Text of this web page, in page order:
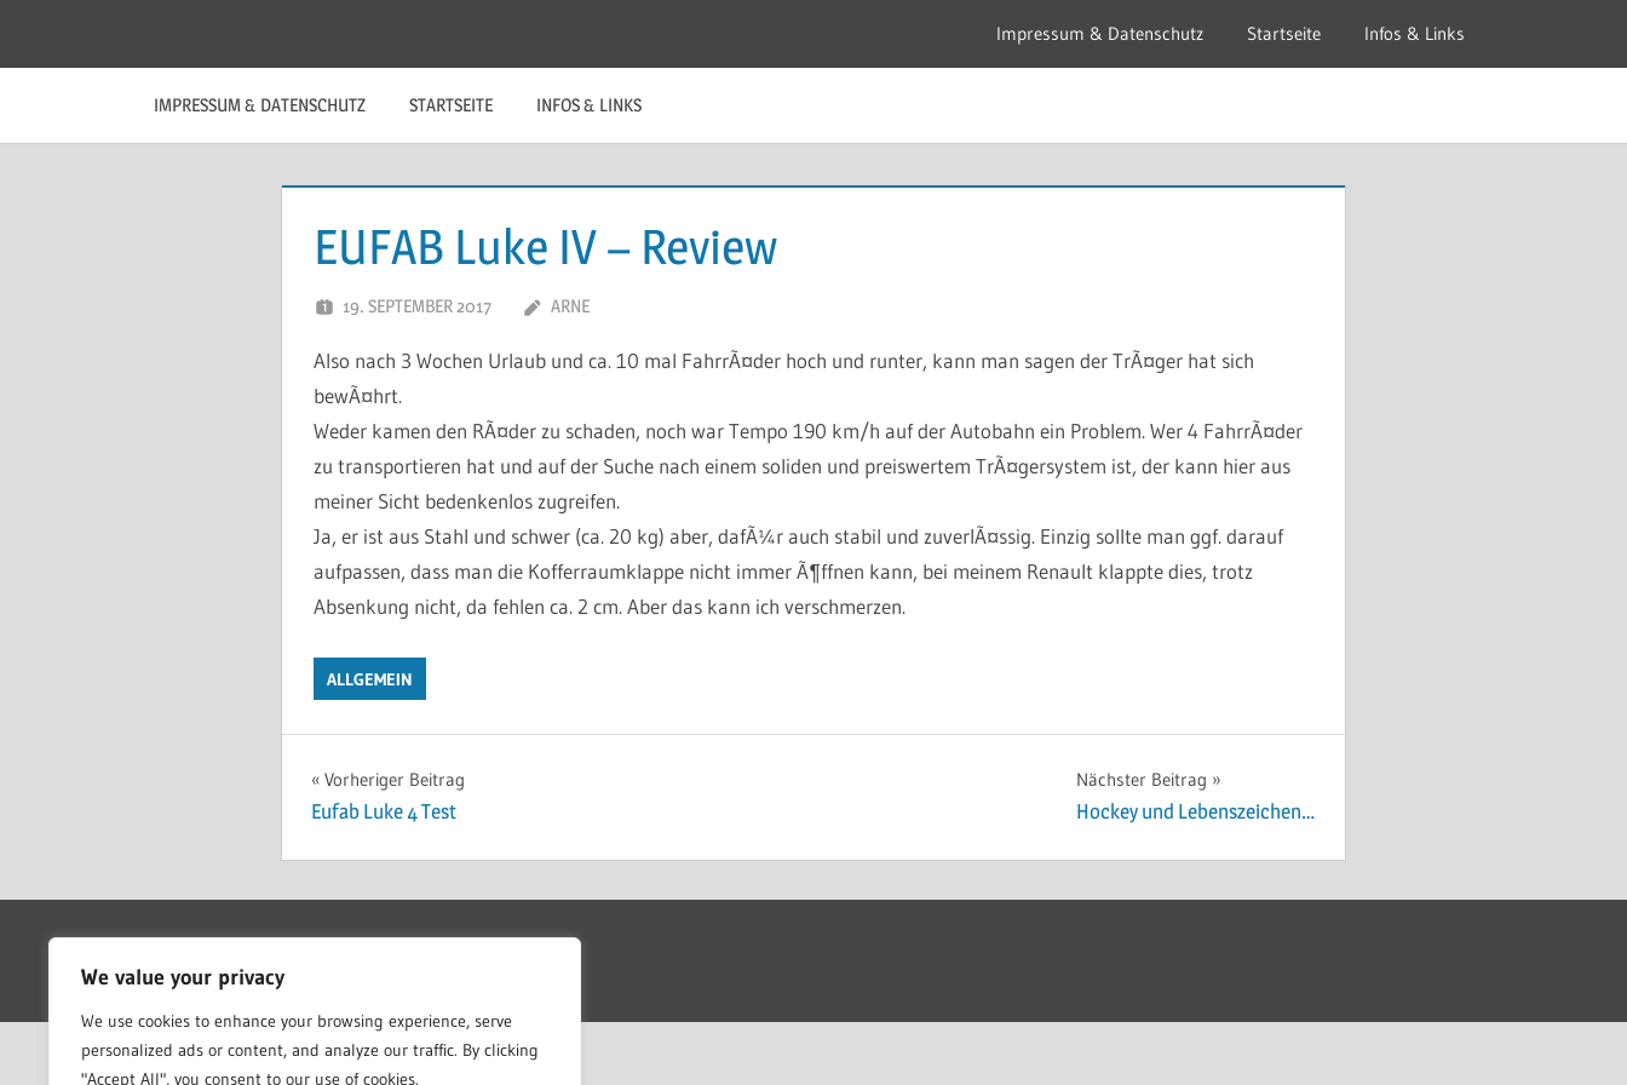
We value your privacy
We use cookies to enhance your browsing experience, serve
personalized ads or content, and analyze our traffic. By clicking
"Accept All", you consent to our use of cookies.
Impressum & Datenschutz Startseite Infos & Links
IMPRESSUM & DATENSCHUTZ STARTSEITE INFOS & LINKS
EUFAB Luke IV – Review
19. SEPTEMBER 2017 ARNE
Also nach 3 Wochen Urlaub und ca. 10 mal FahrrÃ¤der hoch und runter, kann man sagen der TrÃ¤ger hat sich
bewÃ¤hrt.
Weder kamen den RÃ¤der zu schaden, noch war Tempo 190 km/h auf der Autobahn ein Problem. Wer 4 FahrrÃ¤der
zu transportieren hat und auf der Suche nach einem soliden und preiswertem TrÃ¤gersystem ist, der kann hier aus
meiner Sicht bedenkenlos zugreifen.
Ja, er ist aus Stahl und schwer (ca. 20 kg) aber, dafÃ¼r auch stabil und zuverlÃ¤ssig. Einzig sollte man ggf. darauf
aufpassen, dass man die Kofferraumklappe nicht immer Ã¶ffnen kann, bei meinem Renault klappte dies, trotz
Absenkung nicht, da fehlen ca. 2 cm. Aber das kann ich verschmerzen.
ALLGEMEIN
Beitragsnavigation
Vorheriger Beitrag
Eufab Luke 4 Test
Nächster Beitrag
Hockey und Lebenszeichen…